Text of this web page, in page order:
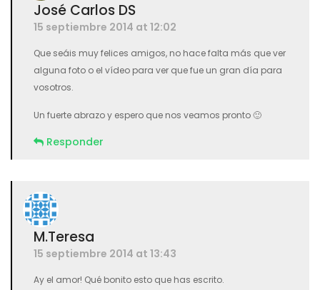
José Carlos DS
15 septiembre 2014 at 12:02
Que seáis muy felices amigos, no hace falta más que ver
alguna foto o el vídeo para ver que fue un gran día para
vosotros.
Un fuerte abrazo y espero que nos veamos pronto 🙂
Responder
M.Teresa
15 septiembre 2014 at 13:43
Ay el amor! Qué bonito esto que has escrito.